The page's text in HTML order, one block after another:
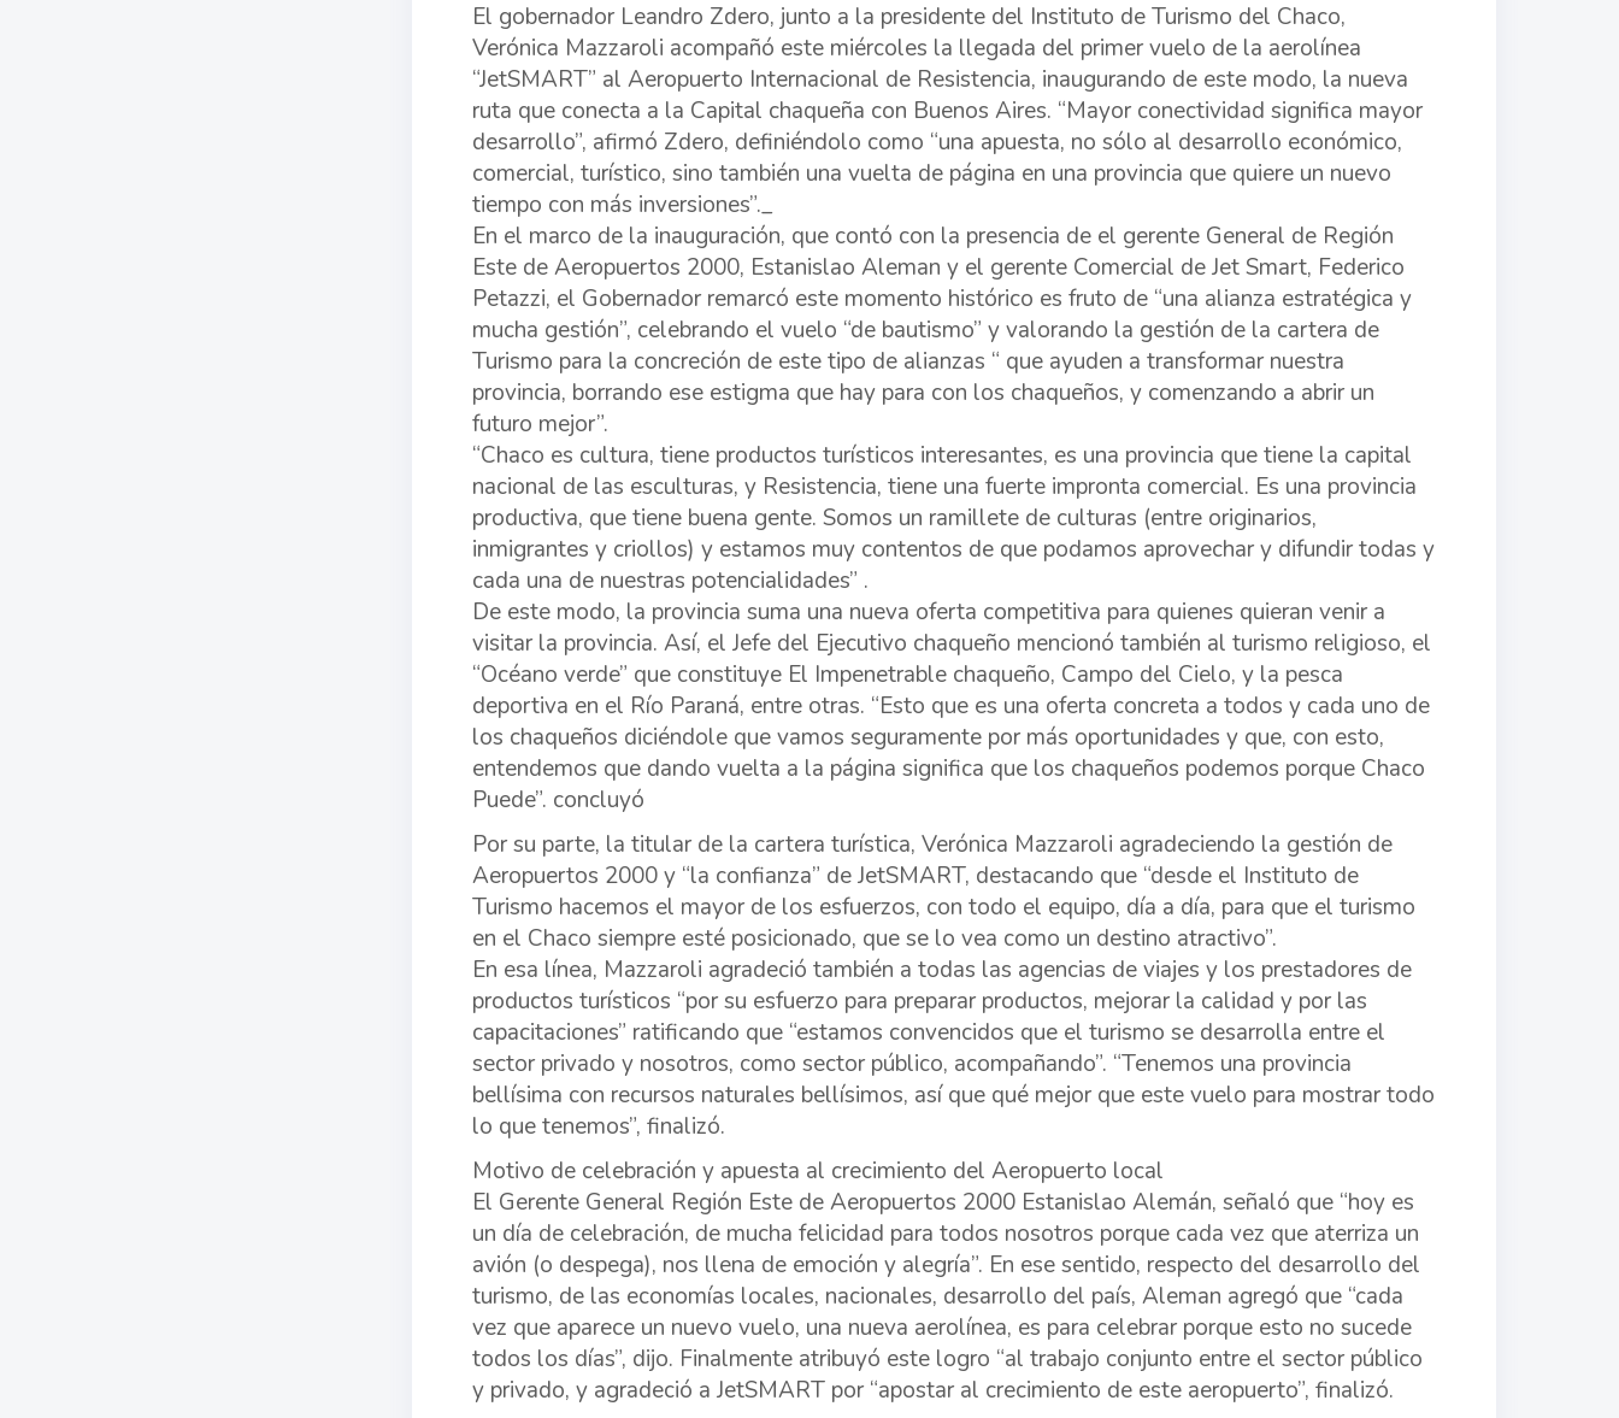
El gobernador Leandro Zdero, junto a la presidente del Instituto de Turismo del Chaco,
Verónica Mazzaroli acompañó este miércoles la llegada del primer vuelo de la aerolínea
“JetSMART” al Aeropuerto Internacional de Resistencia, inaugurando de este modo, la nueva
ruta que conecta a la Capital chaqueña con Buenos Aires. “Mayor conectividad significa mayor
desarrollo”, afirmó Zdero, definiéndolo como “una apuesta, no sólo al desarrollo económico,
comercial, turístico, sino también una vuelta de página en una provincia que quiere un nuevo
tiempo con más inversiones”._
En el marco de la inauguración, que contó con la presencia de el gerente General de Región
Este de Aeropuertos 2000, Estanislao Aleman y el gerente Comercial de Jet Smart, Federico
Petazzi, el Gobernador remarcó este momento histórico es fruto de “una alianza estratégica y
mucha gestión”, celebrando el vuelo “de bautismo” y valorando la gestión de la cartera de
Turismo para la concreción de este tipo de alianzas “ que ayuden a transformar nuestra
provincia, borrando ese estigma que hay para con los chaqueños, y comenzando a abrir un
futuro mejor”.
“Chaco es cultura, tiene productos turísticos interesantes, es una provincia que tiene la capital
nacional de las esculturas, y Resistencia, tiene una fuerte impronta comercial. Es una provincia
productiva, que tiene buena gente. Somos un ramillete de culturas (entre originarios,
inmigrantes y criollos) y estamos muy contentos de que podamos aprovechar y difundir todas y
cada una de nuestras potencialidades” .
De este modo, la provincia suma una nueva oferta competitiva para quienes quieran venir a
visitar la provincia. Así, el Jefe del Ejecutivo chaqueño mencionó también al turismo religioso, el
“Océano verde” que constituye El Impenetrable chaqueño, Campo del Cielo, y la pesca
deportiva en el Río Paraná, entre otras. “Esto que es una oferta concreta a todos y cada uno de
los chaqueños diciéndole que vamos seguramente por más oportunidades y que, con esto,
entendemos que dando vuelta a la página significa que los chaqueños podemos porque Chaco
Puede”. concluyó
Por su parte, la titular de la cartera turística, Verónica Mazzaroli agradeciendo la gestión de
Aeropuertos 2000 y “la confianza” de JetSMART, destacando que “desde el Instituto de
Turismo hacemos el mayor de los esfuerzos, con todo el equipo, día a día, para que el turismo
en el Chaco siempre esté posicionado, que se lo vea como un destino atractivo”.
En esa línea, Mazzaroli agradeció también a todas las agencias de viajes y los prestadores de
productos turísticos “por su esfuerzo para preparar productos, mejorar la calidad y por las
capacitaciones” ratificando que “estamos convencidos que el turismo se desarrolla entre el
sector privado y nosotros, como sector público, acompañando”. “Tenemos una provincia
bellísima con recursos naturales bellísimos, así que qué mejor que este vuelo para mostrar todo
lo que tenemos”, finalizó.
Motivo de celebración y apuesta al crecimiento del Aeropuerto local
El Gerente General Región Este de Aeropuertos 2000 Estanislao Alemán, señaló que “hoy es
un día de celebración, de mucha felicidad para todos nosotros porque cada vez que aterriza un
avión (o despega), nos llena de emoción y alegría”. En ese sentido, respecto del desarrollo del
turismo, de las economías locales, nacionales, desarrollo del país, Aleman agregó que “cada
vez que aparece un nuevo vuelo, una nueva aerolínea, es para celebrar porque esto no sucede
todos los días”, dijo. Finalmente atribuyó este logro “al trabajo conjunto entre el sector público
y privado, y agradeció a JetSMART por “apostar al crecimiento de este aeropuerto”, finalizó.